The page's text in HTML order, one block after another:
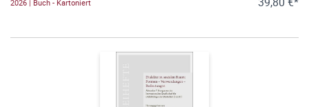
2026 | Buch - Kartoniert